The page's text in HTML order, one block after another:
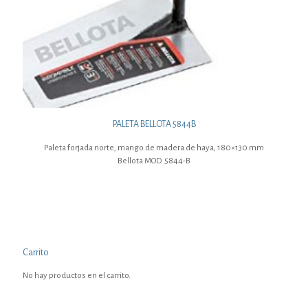
PALETA BELLOTA 5844B
Paleta forjada norte, mango de madera de haya, 180×130 mm
Bellota MOD. 5844-B
Carrito
No hay productos en el carrito.